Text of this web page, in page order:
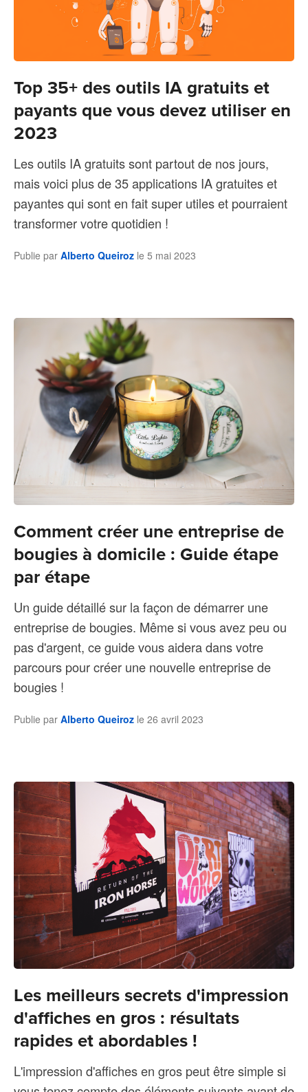
Top 35+ des outils IA gratuits et
payants que vous devez utiliser en
2023
Les outils IA gratuits sont partout de nos jours,
mais voici plus de 35 applications IA gratuites et
payantes qui sont en fait super utiles et pourraient
transformer votre quotidien !
Publie par Alberto Queiroz le 5 mai 2023
Comment créer une entreprise de
bougies à domicile : Guide étape
par étape
Un guide détaillé sur la façon de démarrer une
entreprise de bougies. Même si vous avez peu ou
pas d'argent, ce guide vous aidera dans votre
parcours pour créer une nouvelle entreprise de
bougies !
Publie par Alberto Queiroz le 26 avril 2023
Les meilleurs secrets d'impression
d'affiches en gros : résultats
rapides et abordables !
L'impression d'affiches en gros peut être simple si